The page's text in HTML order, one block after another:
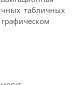
табличных